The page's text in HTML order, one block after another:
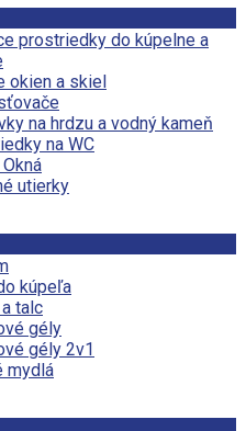
prostriedky do kúpelne a
okien a skiel
na hrdzu a vodný kameň
na WC
utierky
kúpeľa
talc
gély
gély 2v1
mydlá